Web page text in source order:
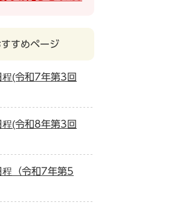
すめページ
(令和7年第3回
(令和8年第3回
程（令和7年第5